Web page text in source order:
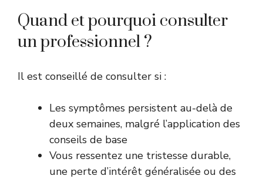
Quand et pourquoi consulter
un professionnel ?
Il est conseillé de consulter si :
Les symptômes persistent au-delà de
deux semaines, malgré l’application des
conseils de base
Vous ressentez une tristesse durable,
une perte d’intérêt généralisée ou des